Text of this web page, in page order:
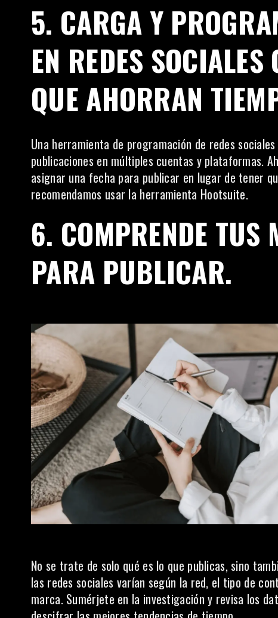
5. CARGA Y
EN REDES
QUE AHORRAN
Una herramienta de programación de redes
publicaciones en múltiples cuentas y plataformas.
asignar una fecha para publicar en lugar de tener
recomendamos usar la herramienta Hootsuite.
6. COMPRENDE TUS
PARA PUBLICAR.
No se trate de solo qué es lo que publicas, sino
las redes sociales varían según la red, el tipo de
marca. Sumérjete en la investigación y revisa los